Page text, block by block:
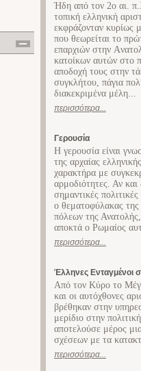
Ήδη από τον 2ο αι.
τοπική ελληνική
εκφράζονταν κυρίως
που θεωρείται το
επαρχιών στην
κατοίκων αυτών στο
αποδοχή τους στην
συγκλήτου, πάγια
διακεκριμένα μέλη...
περισσότερα...
Γερουσία
Η γερουσία είναι
της αρχαίας
χαρακτήρα με
αρμοδιότητες. Αν και
σημαντικές
ο θεματοφύλακας της
πόλεων της
αποκτά ο Ρωμαίος
περισσότερα...
Έλληνες Ενταγμένοι
Από τον Κύρο το
και οι αυτόχθονες
βρέθηκαν στην
μερίδιο στην
αποτελούσε μέρος
σχέσεων με τα
περισσότερα...